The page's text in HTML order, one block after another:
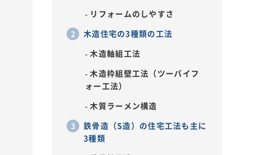
リフォームのしやすさ
木造住宅の3種類の工法
木造軸組工法
木造枠組壁工法（ツーバイフ
ォー工法）
木質ラーメン構造
鉄骨造（S造）の住宅工法も主に
3種類